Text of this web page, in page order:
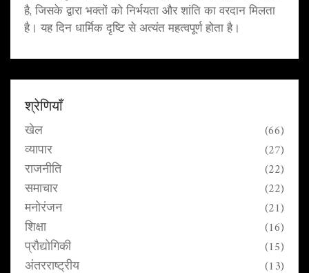
है, जिसके द्वारा भक्तों को निर्भयता और शांति का वरदान मिलता
है। यह दिन धार्मिक दृष्टि से अत्यंत महत्वपूर्ण होता है।
श्रेणियाँ
खेल (66)
व्यापार (27)
राजनीति (22)
समाचार (22)
मनोरंजन (21)
शिक्षा (16)
प्रौद्योगिकी (15)
अंतरराष्ट्रीय (13)